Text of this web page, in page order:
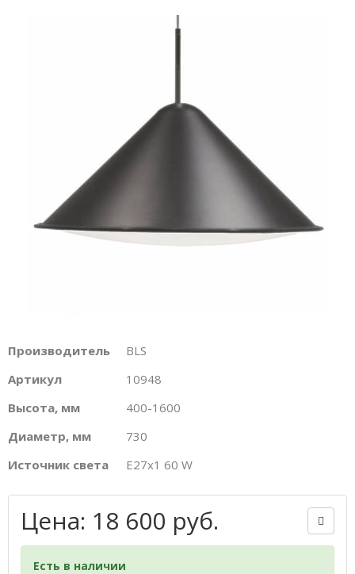
Производитель
BLS
Артикул
10948
Высота, мм
400-1600
Диаметр, мм
730
Источник света
E27х1 60 W
Цена: 18 600 руб.
Есть в наличии